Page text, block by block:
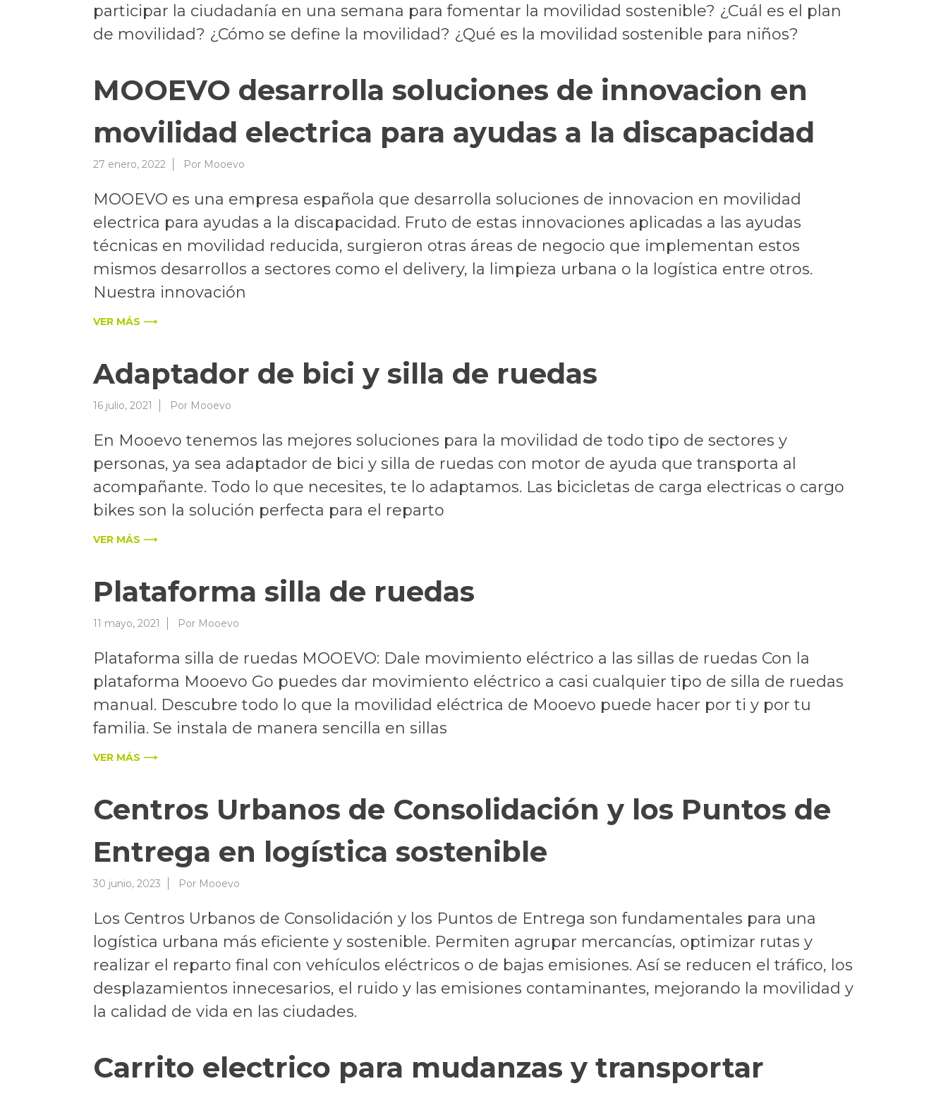
participar la ciudadanía en una semana para fomentar la movilidad sostenible? ¿Cuál es el plan
de movilidad? ¿Cómo se define la movilidad? ¿Qué es la movilidad sostenible para niños?
MOOEVO desarrolla soluciones de innovacion en
movilidad electrica para ayudas a la discapacidad
27 enero, 2022 Por Mooevo
MOOEVO es una empresa española que desarrolla soluciones de innovacion en movilidad
electrica para ayudas a la discapacidad. Fruto de estas innovaciones aplicadas a las ayudas
técnicas en movilidad reducida, surgieron otras áreas de negocio que implementan estos
mismos desarrollos a sectores como el delivery, la limpieza urbana o la logística entre otros.
Nuestra innovación
VER MÁS ⟶
Adaptador de bici y silla de ruedas
16 julio, 2021 Por Mooevo
En Mooevo tenemos las mejores soluciones para la movilidad de todo tipo de sectores y
personas, ya sea adaptador de bici y silla de ruedas con motor de ayuda que transporta al
acompañante. Todo lo que necesites, te lo adaptamos. Las bicicletas de carga electricas o cargo
bikes son la solución perfecta para el reparto
VER MÁS ⟶
Plataforma silla de ruedas
11 mayo, 2021 Por Mooevo
Plataforma silla de ruedas MOOEVO: Dale movimiento eléctrico a las sillas de ruedas Con la
plataforma Mooevo Go puedes dar movimiento eléctrico a casi cualquier tipo de silla de ruedas
manual. Descubre todo lo que la movilidad eléctrica de Mooevo puede hacer por ti y por tu
familia. Se instala de manera sencilla en sillas
VER MÁS ⟶
Centros Urbanos de Consolidación y los Puntos de
Entrega en logística sostenible
30 junio, 2023 Por Mooevo
Los Centros Urbanos de Consolidación y los Puntos de Entrega son fundamentales para una
logística urbana más eficiente y sostenible. Permiten agrupar mercancías, optimizar rutas y
realizar el reparto final con vehículos eléctricos o de bajas emisiones. Así se reducen el tráfico, los
desplazamientos innecesarios, el ruido y las emisiones contaminantes, mejorando la movilidad y
la calidad de vida en las ciudades.
Carrito electrico para mudanzas y transportar